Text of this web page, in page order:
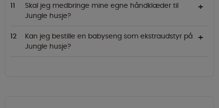
Skal jeg medbringe mine egne håndklæder til
Jungle husje?
Kan jeg bestille en babyseng som ekstraudstyr på
Jungle husje?